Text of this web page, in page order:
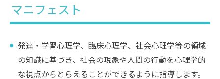
マニフェスト
発達・学習心理学、臨床心理学、社会心理学等の領域
の知識に基づき、社会の現象や人間の行動を心理学的
な視点からとらえることができるように指導します。